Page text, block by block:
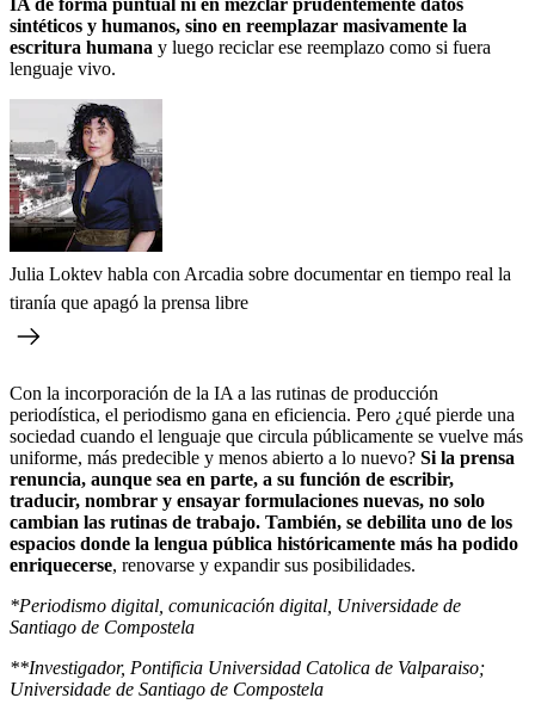
sintéticos y humanos, sino en reemplazar masivamente la
escritura humana y luego reciclar ese reemplazo como si fuera
lenguaje vivo.
Julia Loktev habla con Arcadia sobre documentar en tiempo real la
tiranía que apagó la prensa libre
Con la incorporación de la IA a las rutinas de producción
periodística, el periodismo gana en eficiencia. Pero ¿qué pierde una
sociedad cuando el lenguaje que circula públicamente se vuelve más
uniforme, más predecible y menos abierto a lo nuevo? Si la prensa
renuncia, aunque sea en parte, a su función de escribir,
traducir, nombrar y ensayar formulaciones nuevas, no solo
cambian las rutinas de trabajo. También, se debilita uno de los
espacios donde la lengua pública históricamente más ha podido
enriquecerse, renovarse y expandir sus posibilidades.
*Periodismo digital, comunicación digital, Universidade de
Santiago de Compostela
**Investigador, Pontificia Universidad Catolica de Valparaiso;
Universidade de Santiago de Compostela